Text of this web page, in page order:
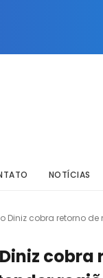
NOTÍCIAS
Diniz cobra retorno